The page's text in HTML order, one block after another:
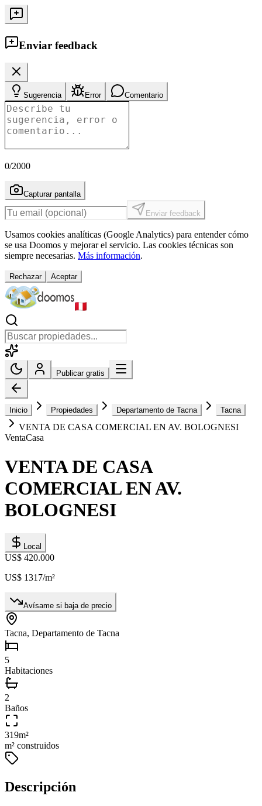
Enviar feedback
Sugerencia Error Comentario
0/2000
Capturar pantalla
Enviar feedback
Usamos cookies analíticas (Google Analytics) para entender cómo
se usa Doomos y mejorar el servicio. Las cookies técnicas son
siempre necesarias. Más información.
Rechazar Aceptar
Publicar gratis
Inicio Propiedades Departamento de Tacna Tacna
VENTA DE CASA COMERCIAL EN AV. BOLOGNESI
VentaCasa
VENTA DE CASA
COMERCIAL EN AV.
BOLOGNESI
Local
US$ 420.000
US$ 1317/m²
Avísame si baja de precio
Tacna, Departamento de Tacna
5
Habitaciones
2
Baños
319m²
m² construidos
Descripción